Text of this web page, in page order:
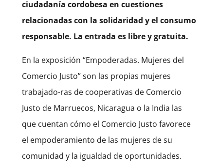
ciudadanía cordobesa en cuestiones
relacionadas con la solidaridad y el consumo
responsable. La entrada es libre y gratuita.
En la exposición “Empoderadas. Mujeres del
Comercio Justo” son las propias mujeres
trabajado-ras de cooperativas de Comercio
Justo de Marruecos, Nicaragua o la India las
que cuentan cómo el Comercio Justo favorece
el empoderamiento de las mujeres de su
comunidad y la igualdad de oportunidades.